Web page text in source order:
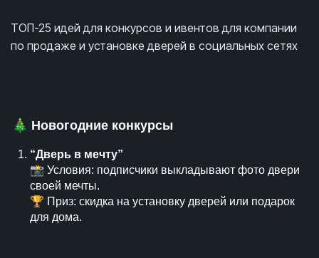
ТОП-25 идей для конкурсов и ивентов для компании
по продаже и установке дверей в социальных сетях
🎄 Новогодние конкурсы
“Дверь в мечту”
📸 Условия: подписчики выкладывают фото двери
своей мечты.
🏆 Приз: скидка на установку дверей или подарок
для дома.